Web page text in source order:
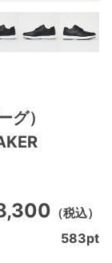
グ）
（税込）
583pt